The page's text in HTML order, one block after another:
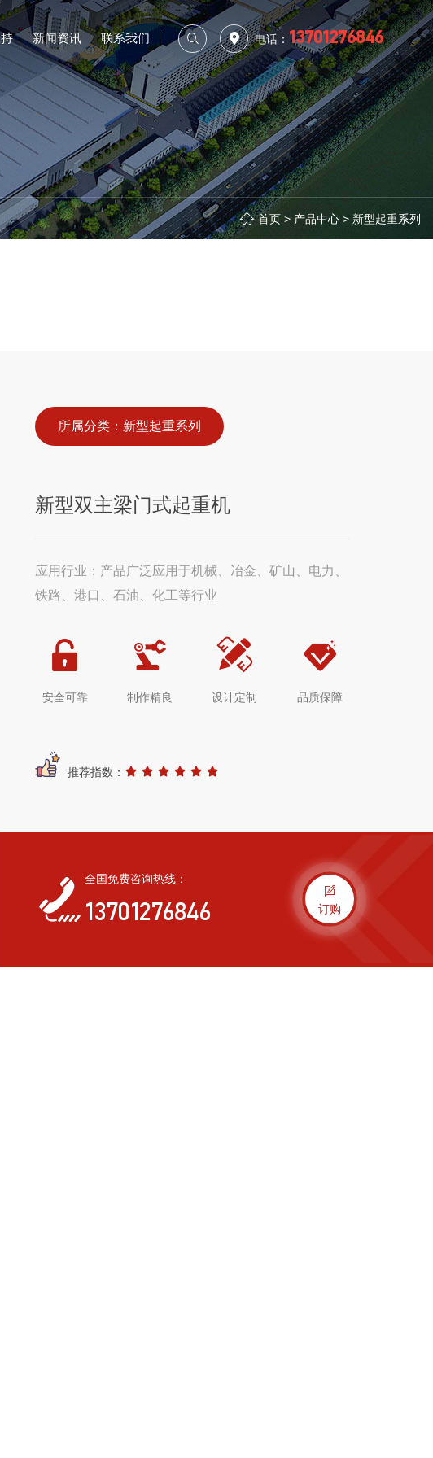
港口机械、电动葫芦、减速
厂容厂貌
式、新型起重机等十一个系
电动葫芦系列
研发、委托研发、联合开发
能控制软件的研发。
品质卫华
取证及配件等一条龙技术服
。
新闻资讯
，带你了解更多行业相关信
作！
行业资讯
联系我们
，以服务客户，服务社会为
与我们联系。
电话： 13701276846
首页 > 产品中心 > 新型起重系列
所属分类：新型起重系列
新型双主梁门式起重机
应用行业：产品广泛应用于机械、冶金、矿山、电力、
铁路、港口、石油、化工等行业
安全可靠 制作精良 设计定制 品质保障
推荐指数：
全国免费咨询热线：
13701276846 订购